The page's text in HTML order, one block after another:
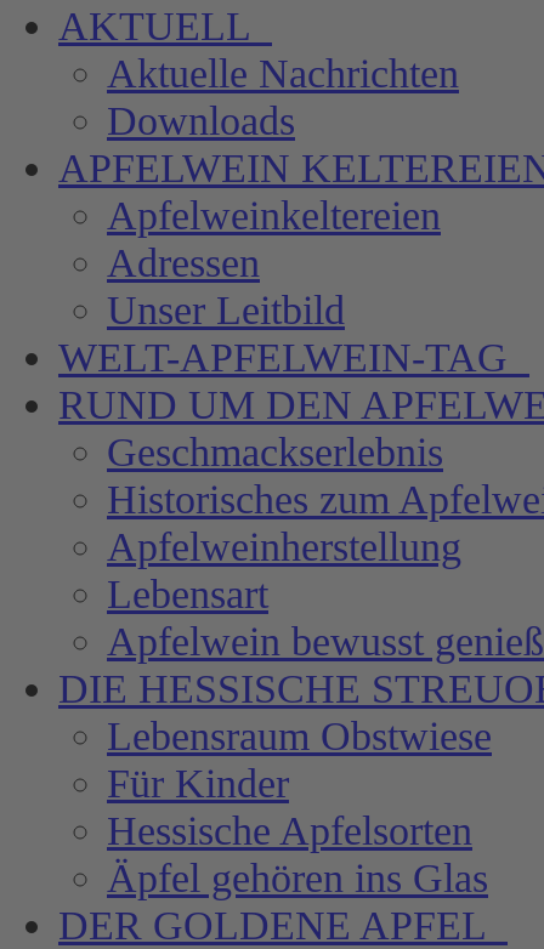
AKTUELL
Aktuelle Nachrichten
Downloads
APFELWEIN
Apfelweinkeltereien
Adressen
Unser Leitbild
WELT-APFELWEIN-TAG
RUND UM DEN
Geschmackserlebnis
Historisches zum
Apfelweinherstellung
Lebensart
Apfelwein bewusst
DIE HESSISCHE
Lebensraum Obstwiese
Für Kinder
Hessische Apfelsorten
Äpfel gehören ins Glas
DER GOLDENE APFEL